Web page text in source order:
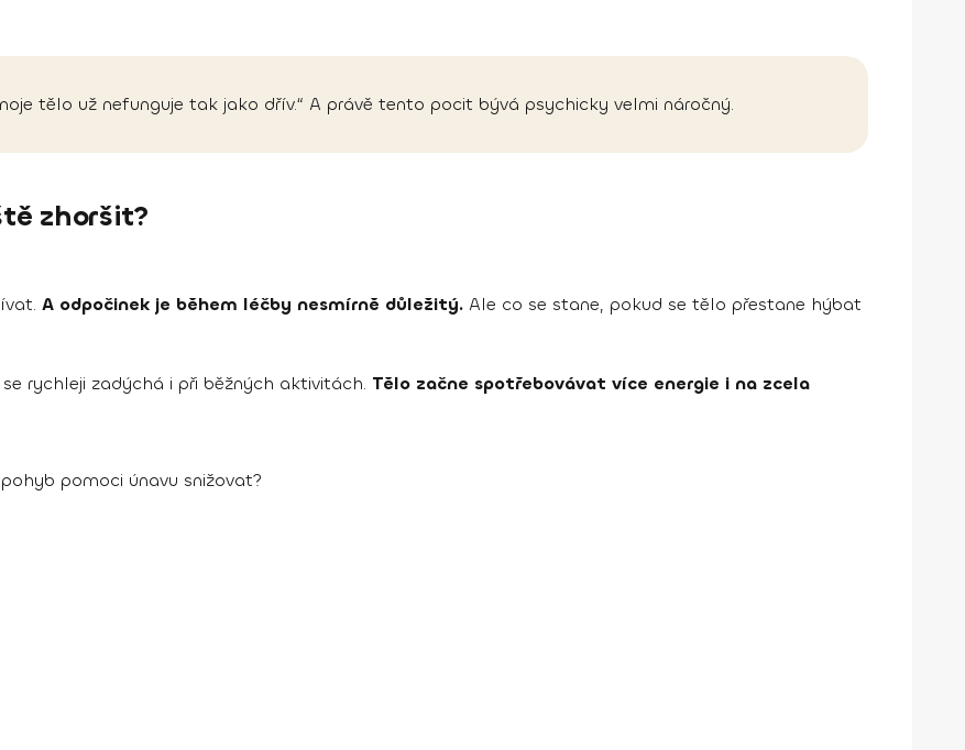
tělo už nefunguje tak jako dřív.“ A právě tento pocit bývá psychicky velmi náročný.
zhoršit?
A odpočinek je během léčby nesmírně důležitý. Ale co se stane, pokud se tělo přestane hýbat
rychleji zadýchá i při běžných aktivitách. Tělo začne spotřebovávat více energie i na zcela
pomoci únavu snižovat?